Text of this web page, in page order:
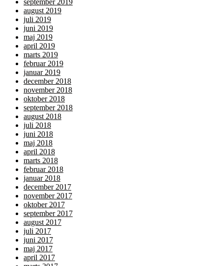
august 2019
juli 2019
juni 2019
maj 2019
april 2019
marts 2019
februar 2019
januar 2019
december 2018
november 2018
oktober 2018
september 2018
august 2018
juli 2018
juni 2018
maj 2018
april 2018
marts 2018
februar 2018
januar 2018
december 2017
november 2017
oktober 2017
september 2017
august 2017
juli 2017
juni 2017
maj 2017
april 2017